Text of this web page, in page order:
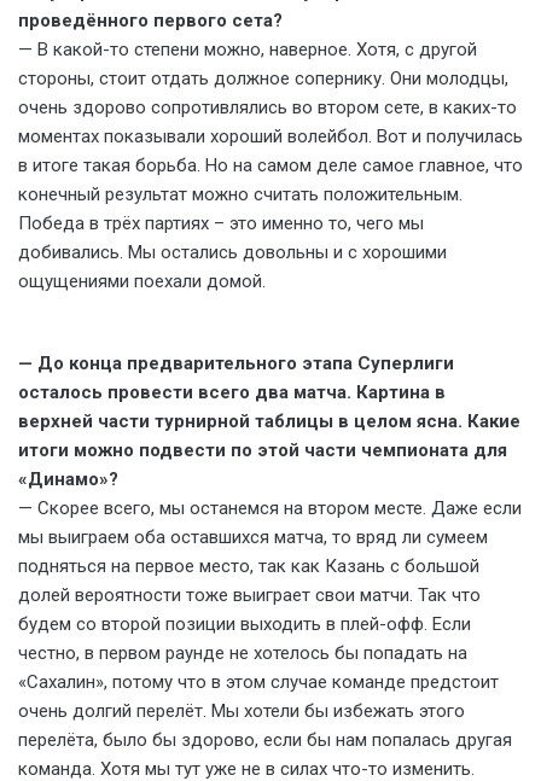
проведённого первого сета?
— В какой-то степени можно, наверное. Хотя, с другой
стороны, стоит отдать должное сопернику. Они молодцы,
очень здорово сопротивлялись во втором сете, в каких-то
моментах показывали хороший волейбол. Вот и получилась
в итоге такая борьба. Но на самом деле самое главное, что
конечный результат можно считать положительным.
Победа в трёх партиях – это именно то, чего мы
добивались. Мы остались довольны и с хорошими
ощущениями поехали домой.
— До конца предварительного этапа Суперлиги
осталось провести всего два матча. Картина в
верхней части турнирной таблицы в целом ясна. Какие
итоги можно подвести по этой части чемпионата для
«Динамо»?
— Скорее всего, мы останемся на втором месте. Даже если
мы выиграем оба оставшихся матча, то вряд ли сумеем
подняться на первое место, так как Казань с большой
долей вероятности тоже выиграет свои матчи. Так что
будем со второй позиции выходить в плей-офф. Если
честно, в первом раунде не хотелось бы попадать на
«Сахалин», потому что в этом случае команде предстоит
очень долгий перелёт. Мы хотели бы избежать этого
перелёта, было бы здорово, если бы нам попалась другая
команда. Хотя мы тут уже не в силах что-то изменить.